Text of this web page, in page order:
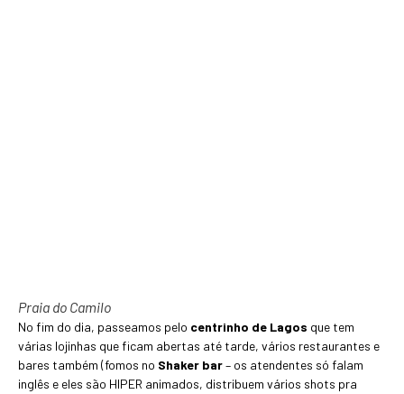
Praia do Camilo
No fim do dia, passeamos pelo centrinho de Lagos que tem
várias lojinhas que ficam abertas até tarde, vários restaurantes e
bares também (fomos no Shaker bar– os atendentes só falam
inglês e eles são HIPER animados, distribuem vários shots pra